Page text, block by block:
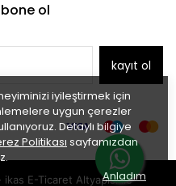
iyileştirmek için
uygun çerezler
Detaylı bilgiye
Politikası sayfamızdan
Anladım
ol
kayıt ol
ikas E-Ticaret Altyapısı ile